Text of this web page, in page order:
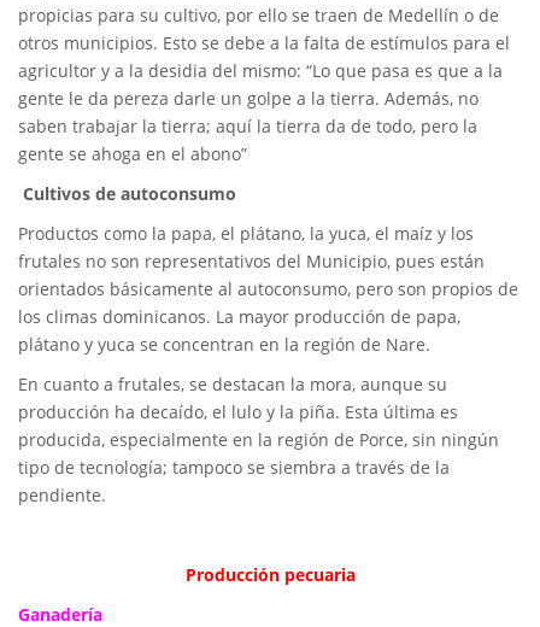
propicias para su cultivo, por ello se traen de Medellín o de
otros municipios. Esto se debe a la falta de estímulos para el
agricultor y a la desidia del mismo: “Lo que pasa es que a la
gente le da pereza darle un golpe a la tierra. Además, no
saben trabajar la tierra; aquí la tierra da de todo, pero la
gente se ahoga en el abono”
Cultivos de autoconsumo
Productos como la papa, el plátano, la yuca, el maíz y los
frutales no son representativos del Municipio, pues están
orientados básicamente al autoconsumo, pero son propios de
los climas dominicanos. La mayor producción de papa,
plátano y yuca se concentran en la región de Nare.
En cuanto a frutales, se destacan la mora, aunque su
producción ha decaído, el lulo y la piña. Esta última es
producida, especialmente en la región de Porce, sin ningún
tipo de tecnología; tampoco se siembra a través de la
pendiente.
Producción pecuaria
Ganadería